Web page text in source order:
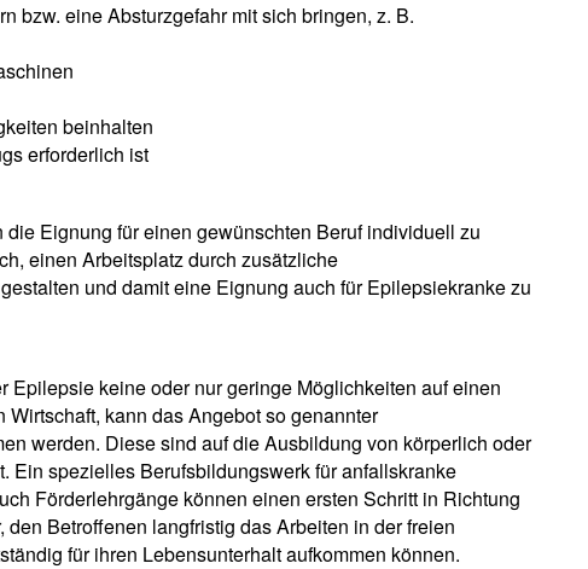
bzw. eine Absturzgefahr mit sich bringen, z. B.
beinhalten
erforderlich ist
Eignung für einen gewünschten Beruf individuell zu
einen Arbeitsplatz durch zusätzliche
und damit eine Eignung auch für Epilepsiekranke zu
Epilepsie keine oder nur geringe Möglichkeiten auf einen
kann das Angebot so genannter
werden. Diese sind auf die Ausbildung von körperlich oder
Ein spezielles Berufsbildungswerk für anfallskranke
Förderlehrgänge können einen ersten Schritt in Richtung
Betroffenen langfristig das Arbeiten in der freien
für ihren Lebensunterhalt aufkommen können.